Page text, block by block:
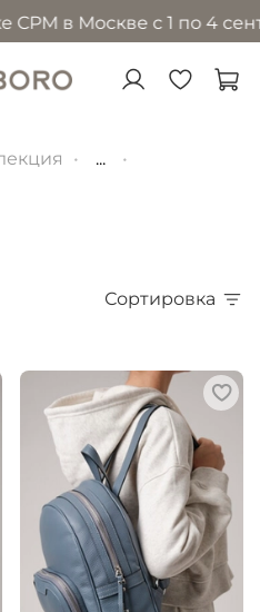
в Москве с 1 по 4
...
Сортировка